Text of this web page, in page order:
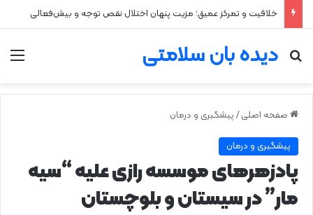
۲ علت شایع‌ کم‌شنوایی
دیده بان سلامتی
جستجو برای
صفحه اصلی / پیشگیری و درمان
پیشگیری و درمان
پادزهرهای موسسه رازی علیه “سیه
مار” در سیستان و بلوچستان